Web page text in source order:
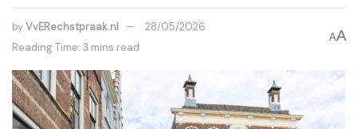
byVvERechstpraak.nl
28/05/2026
Reading Time: 3 mins read
AA